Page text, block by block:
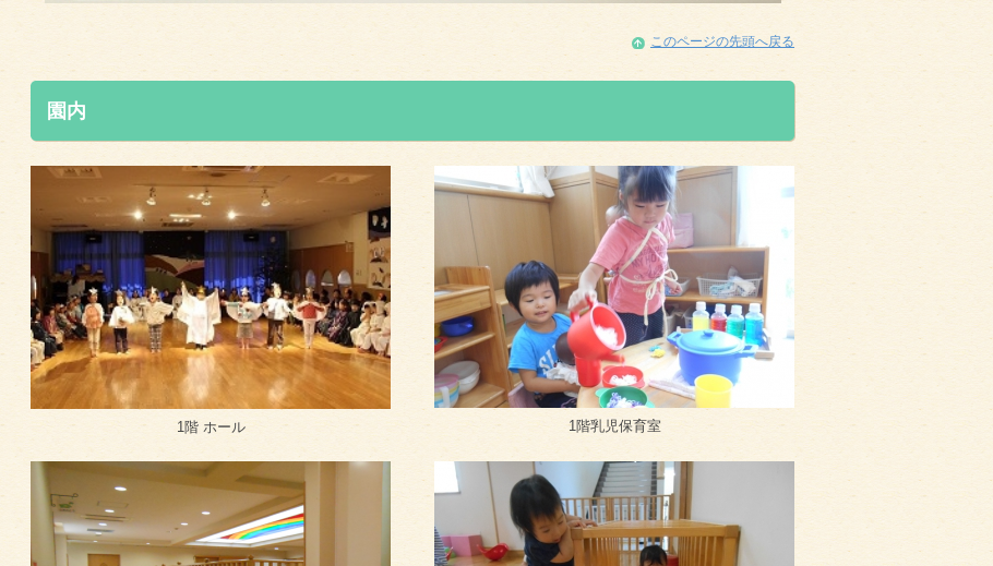
このページの先頭へ戻る
園内
1階 ホール 1階乳児保育室